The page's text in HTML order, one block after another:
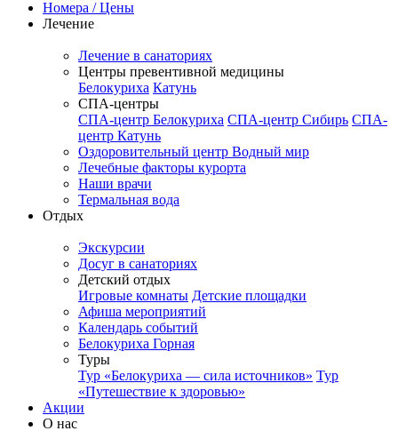
Номера / Цены
Лечение
Лечение в санаториях
Центры превентивной медицины
Белокуриха Катунь
СПА-центры
СПА-центр Белокуриха СПА-центр Сибирь СПА-
центр Катунь
Оздоровительный центр Водный мир
Лечебные факторы курорта
Наши врачи
Термальная вода
Отдых
Экскурсии
Досуг в санаториях
Детский отдых
Игровые комнаты Детские площадки
Афиша мероприятий
Календарь событий
Белокуриха Горная
Туры
Тур «Белокуриха — сила источников» Тур
«Путешествие к здоровью»
Акции
О нас